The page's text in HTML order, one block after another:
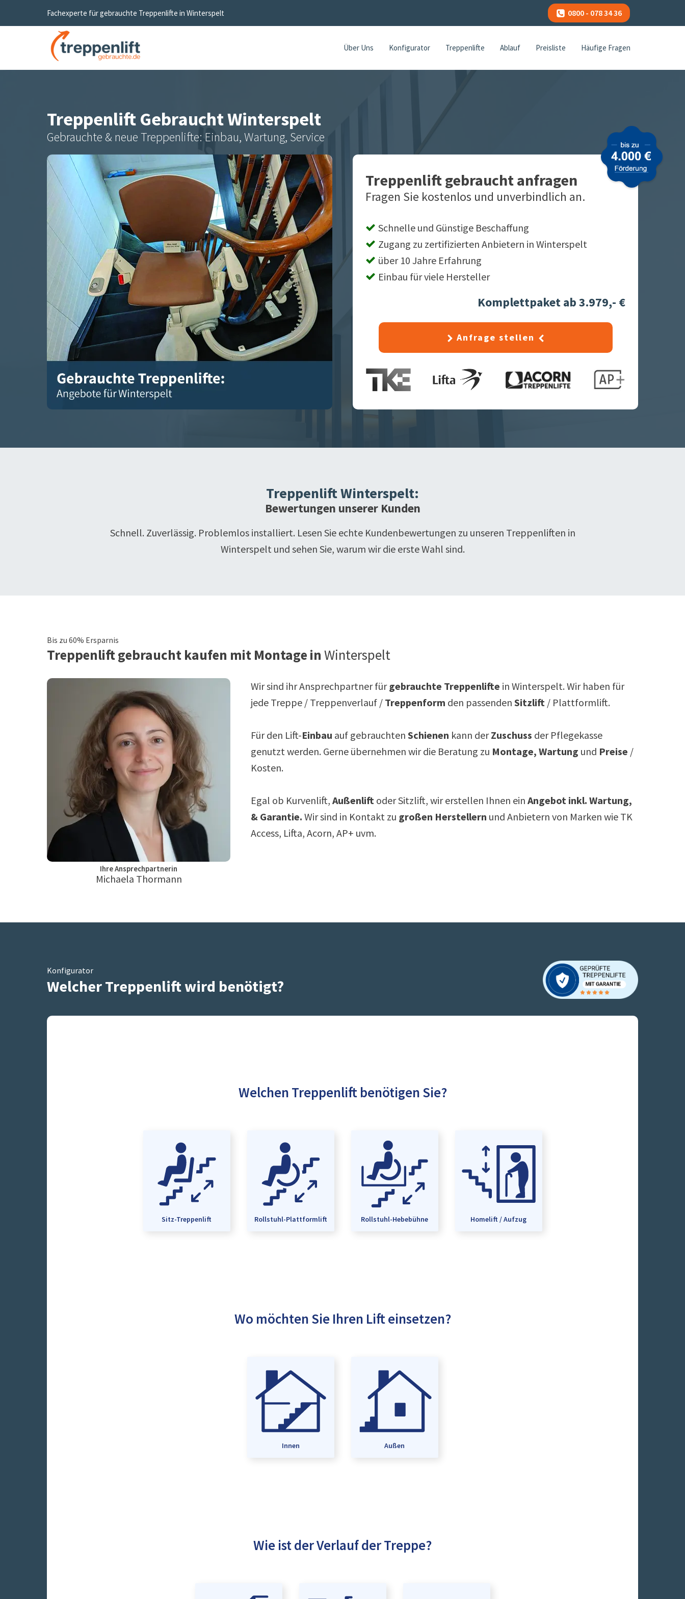
Fachexperte für gebrauchte Treppenlifte in Winterspelt 0800 - 078 34 36
Über Uns Konfigurator Treppenlifte Ablauf Preisliste Häufige Fragen
Treppenlift GebrauchtWinterspelt
Gebrauchte & neue Treppenlifte: Einbau, Wartung, Service
Treppenlift gebraucht anfragen
Fragen Sie kostenlos und unverbindlich an.
Schnelle und Günstige Beschaffung
Zugang zu zertifizierten Anbietern in Winterspelt
über 10 Jahre Erfahrung
Einbau für viele Hersteller
Komplettpaket ab 3.979,- €
Anfrage stellen
TreppenliftWinterspelt:
Bewertungen unserer Kunden
Schnell. Zuverlässig. Problemlos installiert. Lesen Sie echte Kundenbewertungen zu unseren Treppenliften in
Winterspelt und sehen Sie, warum wir die erste Wahl sind.
Bis zu 60% Ersparnis
Treppenliftgebraucht kaufen mit Montage in Winterspelt
Ihre Ansprechpartnerin
Michaela Thormann
Wir sind ihr Ansprechpartner fürgebrauchte Treppenlifte in Winterspelt. Wir haben für
jede Treppe / Treppenverlauf / Treppenform den passenden Sitzlift / Plattformlift.
Für den Lift-Einbau auf gebrauchten Schienen kann derZuschuss der Pflegekasse
genutzt werden. Gerne übernehmen wir die Beratung zu Montage, Wartung und Preise /
Kosten.
Egal ob Kurvenlift, Außenlift oder Sitzlift, wir erstellen Ihnen ein Angebot inkl. Wartung,
& Garantie. Wir sind in Kontakt zu großen Herstellern und Anbietern von Marken wie TK
Access, Lifta, Acorn, AP+ uvm.
Konfigurator
Welcher Treppenlift wird benötigt?
Welchen Treppenlift benötigen Sie?
Sitz-Treppenlift Rollstuhl-Plattformlift Rollstuhl-Hebebühne Homelift / Aufzug
Wo möchten Sie Ihren Lift einsetzen?
Innen Außen
Wie ist der Verlauf der Treppe?